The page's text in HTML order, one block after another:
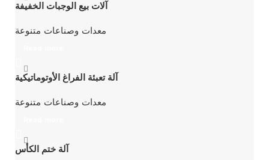
آلات بيع الوجبات الخفيفة
معدات وصناعات متنوعة
آلة تعبئة الفراغ الأوتوماتيكية
معدات وصناعات متنوعة
آلة ختم الكأس